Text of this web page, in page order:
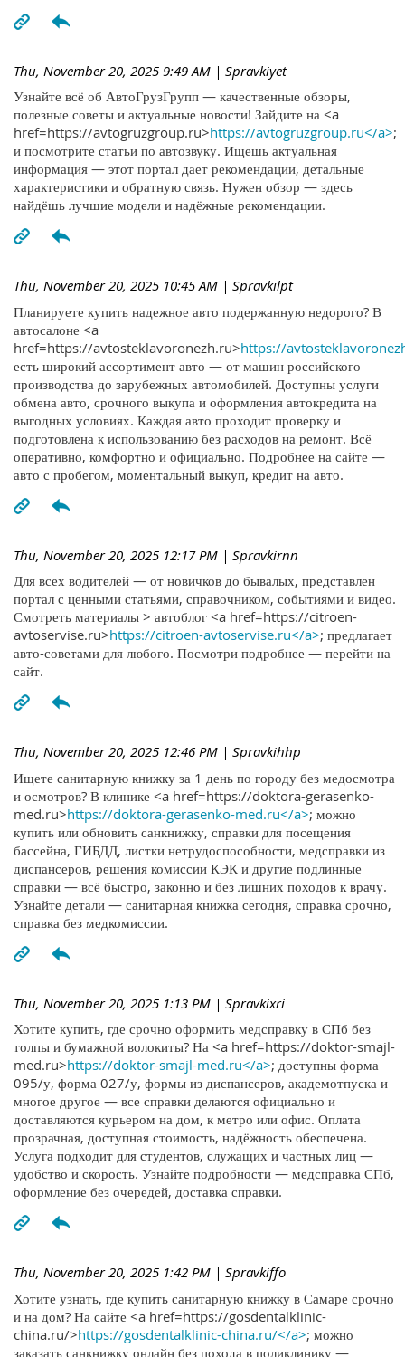
Thu, November 20, 2025 9:49 AM | Spravkiyet
Узнайте всё об АвтоГрузГрупп — качественные обзоры,
полезные советы и актуальные новости! Зайдите на <a
href=https://avtogruzgroup.ru>https://avtogruzgroup.ru</a>;
и посмотрите статьи по автозвуку. Ищешь актуальная
информация — этот портал дает рекомендации, детальные
характеристики и обратную связь. Нужен обзор — здесь
найдёшь лучшие модели и надёжные рекомендации.
Thu, November 20, 2025 10:45 AM | Spravkilpt
Планируете купить надежное авто подержанную недорого? В
автосалоне <a
href=https://avtosteklavoronezh.ru>https://
есть широкий ассортимент авто — от машин российского
производства до зарубежных автомобилей. Доступны услуги
обмена авто, срочного выкупа и оформления автокредита на
выгодных условиях. Каждая авто проходит проверку и
подготовлена к использованию без расходов на ремонт. Всё
оперативно, комфортно и официально. Подробнее на сайте —
авто с пробегом, моментальный выкуп, кредит на авто.
Thu, November 20, 2025 12:17 PM | Spravkirnn
Для всех водителей — от новичков до бывалых, представлен
портал с ценными статьями, справочником, событиями и видео.
Смотреть материалы > автоблог <a href=https://citroen-
avtoservise.ru>https://citroen-avtoservise.ru</a>; предлагает
авто-советами для любого. Посмотри подробнее — перейти на
сайт.
Thu, November 20, 2025 12:46 PM | Spravkihhp
Ищете санитарную книжку за 1 день по городу без медосмотра
и осмотров? В клинике <a href=https://doktora-gerasenko-
med.ru>https://doktora-gerasenko-med.ru</a>; можно
купить или обновить санкнижку, справки для посещения
бассейна, ГИБДД, листки нетрудоспособности, медсправки из
диспансеров, решения комиссии КЭК и другие подлинные
справки — всё быстро, законно и без лишних походов к врачу.
Узнайте детали — санитарная книжка сегодня, справка срочно,
справка без медкомиссии.
Thu, November 20, 2025 1:13 PM | Spravkixri
Хотите купить, где срочно оформить медсправку в СПб без
толпы и бумажной волокиты? На <a href=https://doktor-smajl-
med.ru>https://doktor-smajl-med.ru</a>; доступны форма
095/у, форма 027/у, формы из диспансеров, академотпуска и
многое другое — все справки делаются официально и
доставляются курьером на дом, к метро или офис. Оплата
прозрачная, доступная стоимость, надёжность обеспечена.
Услуга подходит для студентов, служащих и частных лиц —
удобство и скорость. Узнайте подробности — медсправка СПб,
оформление без очередей, доставка справки.
Thu, November 20, 2025 1:42 PM | Spravkiffo
Хотите узнать, где купить санитарную книжку в Самаре срочно
и на дом? На сайте <a href=https://gosdentalklinic-
china.ru/>https://gosdentalklinic-china.ru/</a>; можно
заказать санкнижку онлайн без похода в поликлинику —